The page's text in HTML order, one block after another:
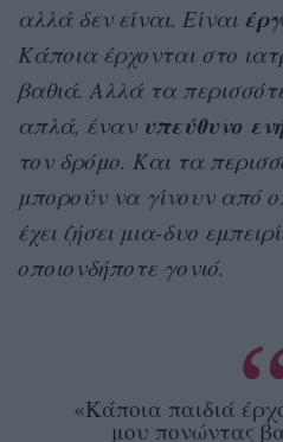
αλλά δεν είναι. Είναι
Κάποια έρχονται στο
βαθιά. Αλλά τα
απλά, έναν υπεύθυνο
τον δρόμο. Και τα
μπορούν να γίνουν από
έχει ζήσει μια-δυο
οποιονδήποτε γονιό.
«Κάποια παιδιά
μου πονώντας